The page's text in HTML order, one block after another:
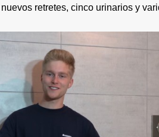
retretes, cinco urinarios y